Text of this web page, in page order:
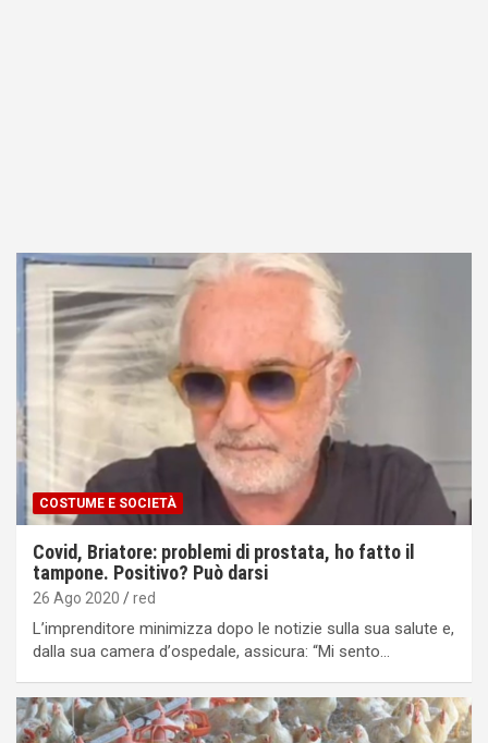
COSTUME E SOCIETÀ
Covid, Briatore: problemi di prostata, ho fatto il
tampone. Positivo? Può darsi
26 Ago 2020 red
Lʼimprenditore minimizza dopo le notizie sulla sua salute e,
dalla sua camera dʼospedale, assicura: “Mi sento…